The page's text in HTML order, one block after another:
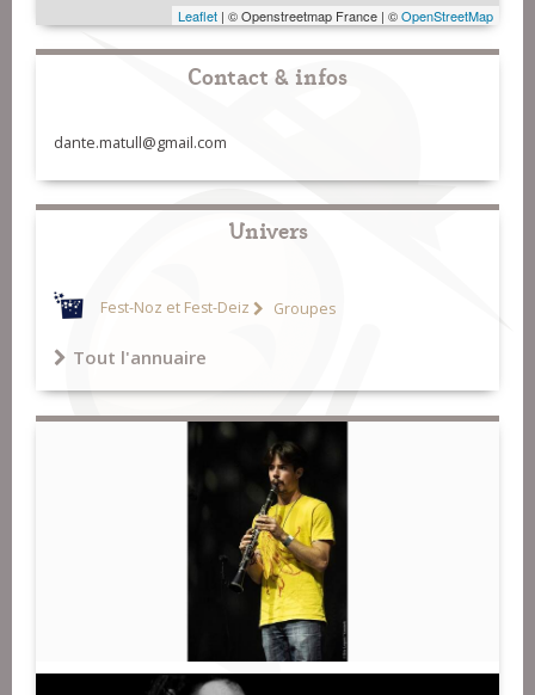
Leaflet | © Openstreetmap France | ©OpenStreetMap
Contact & infos
dante.matull@gmail.com
Univers
Fest-Noz et Fest-Deiz Groupes
Tout l'annuaire